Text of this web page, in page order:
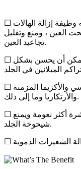
☐ وظيفة إزالة الهالات
العين ، ومنع وتقليل
تجاعيد العين.
☐ حمض الترانيكساميك هو مثبط للبروتياز يمكن أن يحسن بشكل
☐ مفيد في العلاج الإضافي لالتهاب الجلد التماسي والأكزيما المزمنة
والأرتكاريا وما إلى ذلك.
☐ يمكن لحمض الترانيكساميك أن يجعل البشرة أكثر نعومة ويمنع
شيخوخة الجلد.